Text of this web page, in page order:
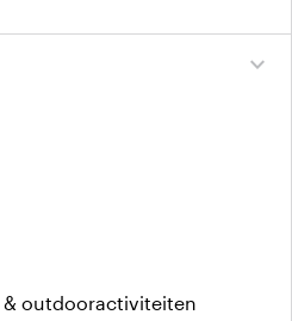
expand_more
& outdooractiviteiten